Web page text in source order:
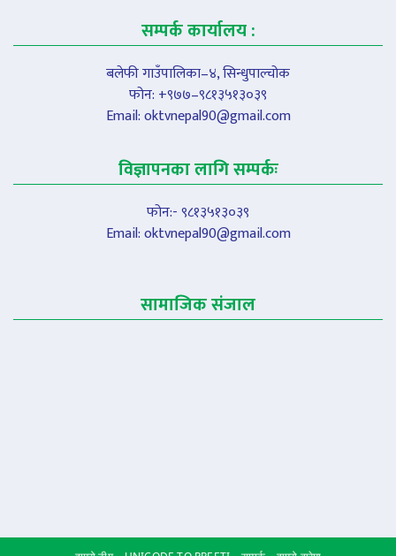
सम्पर्क कार्यालय :
बलेफी गाउँपालिका–४, सिन्धुपाल्चोक
फोन: +९७७–९८१३५१३०३९
Email:oktvnepal90@gmail.com
विज्ञापनका लागि सम्पर्कः
फोन:- ९८१३५१३०३९
Email:oktvnepal90@gmail.com
सामाजिक संजाल